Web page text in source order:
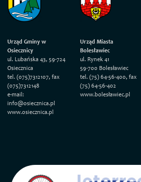
Urząd Gminy w
Osiecznicy
ul. Lubańska 43, 59-724
Osiecznica
tel. (075)7312107, fax
(075)7312148
e-mail:
info@osiecznica.pl
www.osiecznica.pl
Urząd Miasta
Bolesławiec
ul. Rynek 41
59-700 Bolesławiec
tel. (75) 64-56-400, fax
(75) 64-56-402
www.bolesławiec.pl